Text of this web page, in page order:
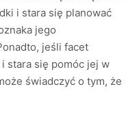
i stara się planować
jego
jeśli facet
stara się pomóc jej w
świadczyć o tym, że